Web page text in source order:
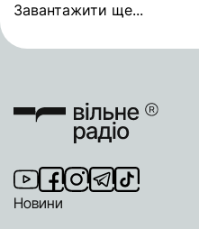
Завантажити ще...
Новини